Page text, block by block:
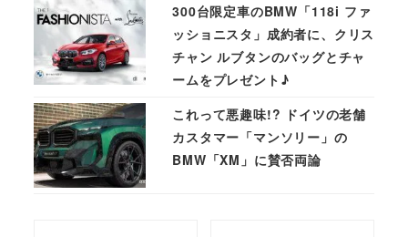
300台限定車のBMW「118i ファ
ッショニスタ」成約者に、クリス
チャン ルブタンのバッグとチャ
ームをプレゼント♪
これって悪趣味!? ドイツの老舗
カスタマー「マンソリー」の
BMW「XM」に賛否両論